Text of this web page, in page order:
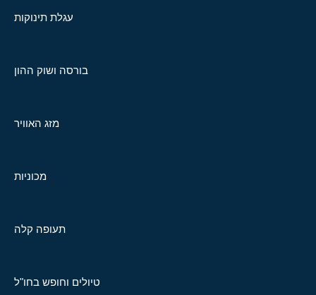
עגלת תינוקות
בורסה ושוק ההון
מזג האוויר
מכוניות
תעופה קלה
טיולים וחופש בחו"ל